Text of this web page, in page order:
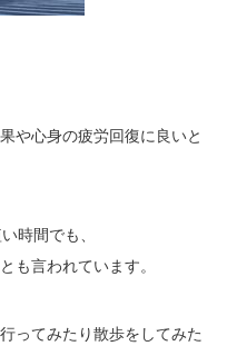
や心身の疲労回復に良いと
時間でも、
も言われています。
ってみたり散歩をしてみた